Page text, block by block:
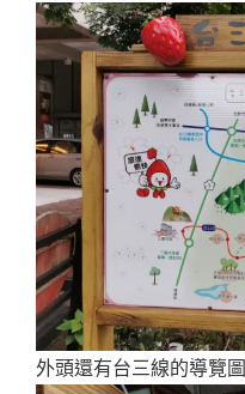
外頭還有台三線的導覽圖